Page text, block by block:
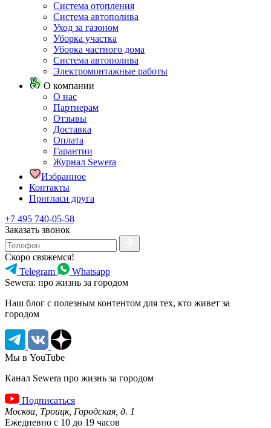
Система отопления
Система автополива
Уход за газоном
Уборка участка
Уборка частного дома
Система автополива
Электромонтажные работы
О компании
О нас
Партнерам
Отзывы
Доставка
Оплата
Гарантии
Журнал Sewera
Избранное
Контакты
Пригласи друга
+7 495 740-05-58
Заказать звонок
Скоро свяжемся!
Telegram
Whatsapp
Sewera: про жизнь за городом
Наш блог c полезным контентом для тех, кто живет за
городом
Мы в YouTube
Канал Sewera про жизнь за городом
Подписаться
Москва, Троицк, Городская, д. 1
Ежедневно с 10 до 19 часов